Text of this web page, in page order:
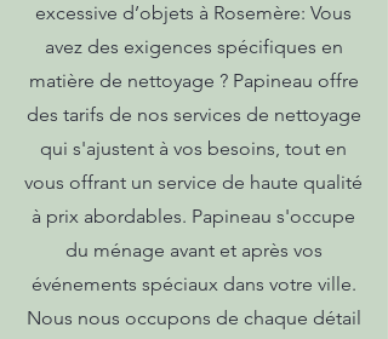
excessive d’objets à Rosemère: Vous
avez des exigences spécifiques en
matière de nettoyage ? Papineau offre
des tarifs de nos services de nettoyage
qui s'ajustent à vos besoins, tout en
vous offrant un service de haute qualité
à prix abordables. Papineau s'occupe
du ménage avant et après vos
événements spéciaux dans votre ville.
Nous nous occupons de chaque détail